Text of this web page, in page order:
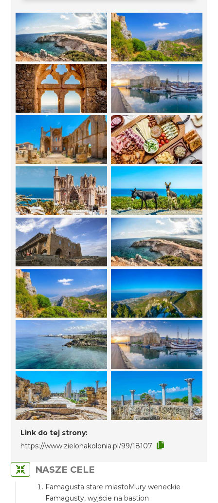
Link do tej strony:
https://www.zielonakolonia.pl/99/18107
NASZE CELE
Famagusta stare miastoMury weneckie
Famagusty, wyjście na bastion